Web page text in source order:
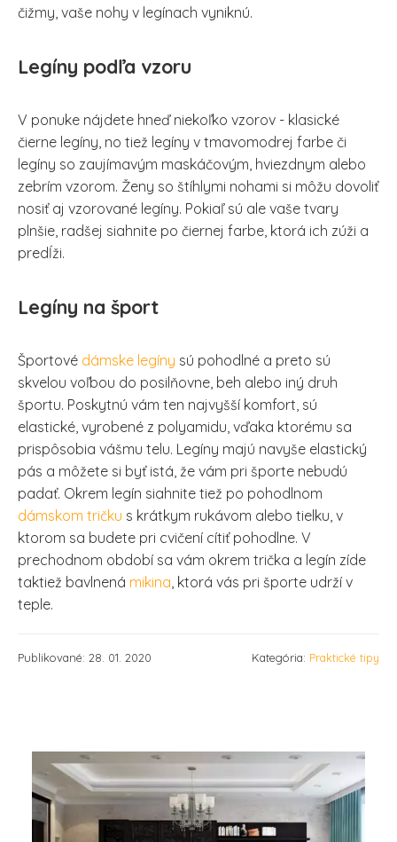
čižmy, vaše nohy v legínach vyniknú.
Legíny podľa vzoru
V ponuke nájdete hneď niekoľko vzorov - klasické
čierne legíny, no tiež legíny v tmavomodrej farbe či
legíny so zaujímavým maskáčovým, hviezdnym alebo
zebrím vzorom. Ženy so štíhlymi nohami si môžu dovoliť
nosiť aj vzorované legíny. Pokiaľ sú ale vaše tvary
plnšie, radšej siahnite po čiernej farbe, ktorá ich zúži a
predĺži.
Legíny na šport
Športové dámske legíny sú pohodlné a preto sú
skvelou voľbou do posilňovne, beh alebo iný druh
športu. Poskytnú vám ten najvyšší komfort, sú
elastické, vyrobené z polyamidu, vďaka ktorému sa
prispôsobia vášmu telu. Legíny majú navyše elastický
pás a môžete si byť istá, že vám pri športe nebudú
padať. Okrem legín siahnite tiež po pohodlnom
dámskom tričku s krátkym rukávom alebo tielku, v
ktorom sa budete pri cvičení cítiť pohodlne. V
prechodnom období sa vám okrem trička a legín zíde
taktiež bavlnená mikina , ktorá vás pri športe udrží v
teple.
Publikované: 28. 01. 2020 Kategória: Praktické tipy